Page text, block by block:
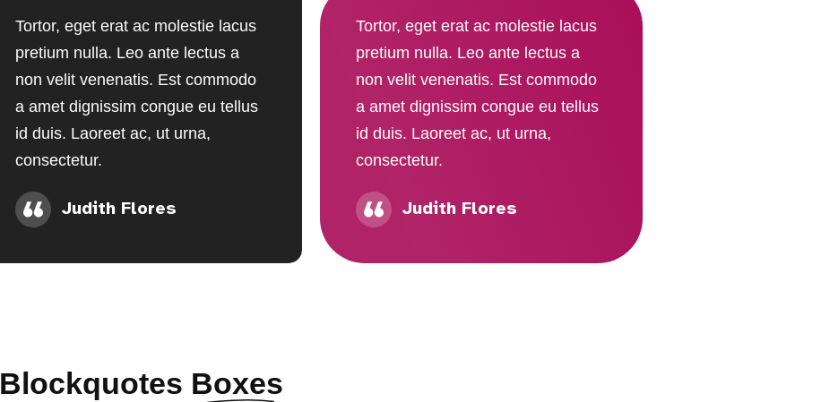
Tortor, eget erat ac molestie lacus
pretium nulla. Leo ante lectus a
non velit venenatis. Est commodo
a amet dignissim congue eu tellus
id duis. Laoreet ac, ut urna,
consectetur.
Judith Flores
Tortor, eget erat ac molestie lacus
pretium nulla. Leo ante lectus a
non velit venenatis. Est commodo
a amet dignissim congue eu tellus
id duis. Laoreet ac, ut urna,
consectetur.
Judith Flores
Blockquotes Boxes